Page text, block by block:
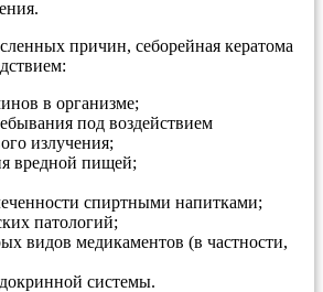
причин, себорейная кератома
в организме;
под воздействием
излучения;
вредной пищей;
спиртными напитками;
патологий;
видов медикаментов (в частности,
системы.